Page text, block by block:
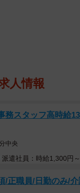
人情報
務スタッフ高時給
中央
派遣社員：時給1,300円
/正職員/日勤のみ/